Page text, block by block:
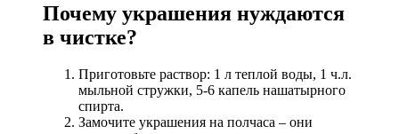
Почему украшения нуждаются
в чистке?
Приготовьте раствор: 1 л теплой воды, 1 ч.л.
мыльной стружки, 5-6 капель нашатырного
спирта.
Замочите украшения на полчаса – они